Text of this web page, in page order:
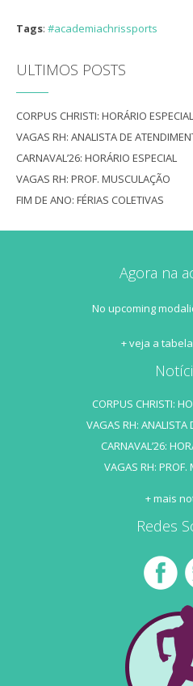
Tags: #academiachrissports
ULTIMOS POSTS
CORPUS CHRISTI: HORÁRIO ESPECIAL
VAGAS RH: ANALISTA DE
CARNAVAL’26: HORÁRIO ESPECIAL
VAGAS RH: PROF. MUSCULAÇÃO
FIM DE ANO: FÉRIAS COLETIVAS
Agora na
No upcoming
+ veja a
CORPUS CHRISTI:
VAGAS RH: ANALISTA
CARNAVAL’26:
VAGAS RH: PROF.
+ mais
Redes